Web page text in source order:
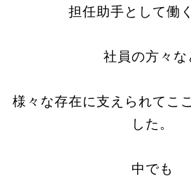
担任助手として働
社員の方々な
様々な存在に支えられてこ
した。
中でも